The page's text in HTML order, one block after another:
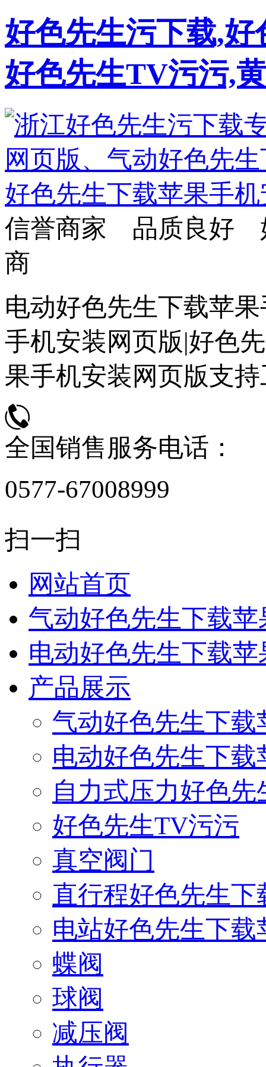
好色先生污下载,
好色先生TV污污,
信誉商家 品质良好
商
电动好色先生下载苹
手机安装网页版|好色
果手机安装网页版支
全国销售服务电话：
0577-67008999
扫一扫
网站首页
气动好色先生下载
电动好色先生下载
产品展示
气动好色先生下
电动好色先生下
自力式压力好色
好色先生TV污污
真空阀门
直行程好色先生
电站好色先生下
蝶阀
球阀
减压阀